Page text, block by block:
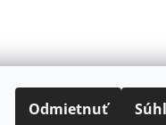
Odmietnuť